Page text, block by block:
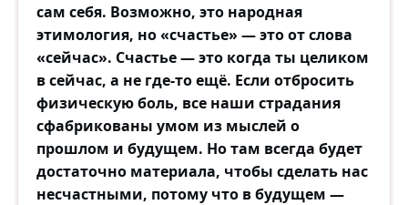
сам себя. Возможно, это народная
этимология, но «счастье» — это от слова
«сейчас». Счастье — это когда ты целиком
в сейчас, а не где-то ещё. Если отбросить
физическую боль, все наши страдания
сфабрикованы умом из мыслей о
прошлом и будущем. Но там всегда будет
достаточно материала, чтобы сделать нас
несчастными, потому что в будущем —